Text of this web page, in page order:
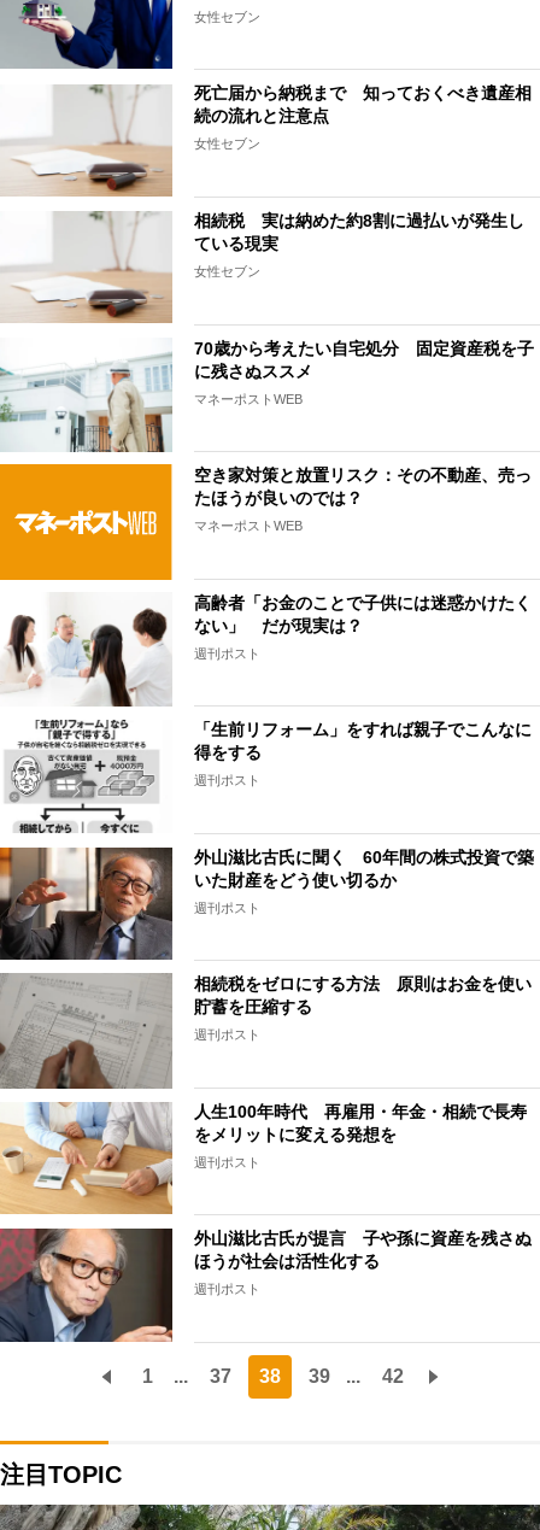
女性セブン
死亡届から納税まで 知っておくべき遺産相
続の流れと注意点
女性セブン
相続税 実は納めた約8割に過払いが発生し
ている現実
女性セブン
70歳から考えたい自宅処分 固定資産税を子
に残さぬススメ
マネーポストWEB
空き家対策と放置リスク：その不動産、売っ
たほうが良いのでは？
マネーポストWEB
高齢者「お金のことで子供には迷惑かけたく
ない」 だが現実は？
週刊ポスト
「生前リフォーム」をすれば親子でこんなに
得をする
週刊ポスト
外山滋比古氏に聞く 60年間の株式投資で築
いた財産をどう使い切るか
週刊ポスト
相続税をゼロにする方法 原則はお金を使い
貯蓄を圧縮する
週刊ポスト
人生100年時代 再雇用・年金・相続で長寿
をメリットに変える発想を
週刊ポスト
外山滋比古氏が提言 子や孫に資産を残さぬ
ほうが社会は活性化する
週刊ポスト
1 ... 37 38 39 ... 42
注目TOPIC